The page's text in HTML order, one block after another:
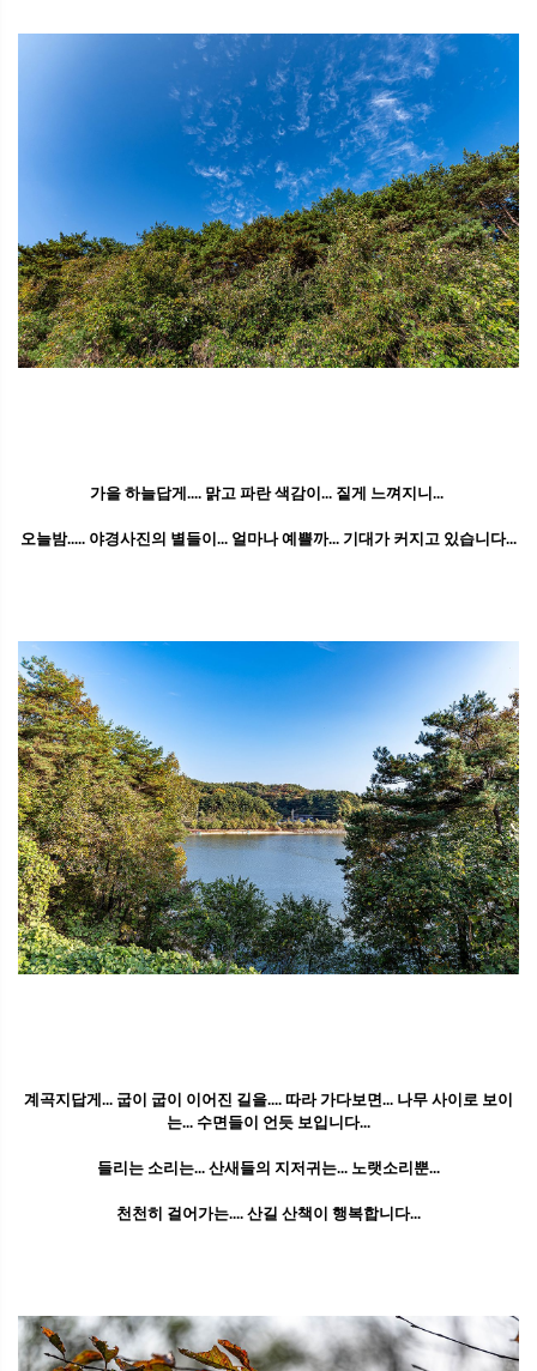
가을 하늘답게.... 맑고 파란 색감이... 짙게 느껴지니...
오늘밤..... 야경사진의 별들이... 얼마나 예쁠까... 기대가 커지고 있습니다...
계곡지답게... 굽이 굽이 이어진 길을.... 따라 가다보면... 나무 사이로 보이
는... 수면들이 언듯 보입니다...
들리는 소리는... 산새들의 지저귀는... 노랫소리뿐...
천천히 걸어가는.... 산길 산책이 행복합니다...